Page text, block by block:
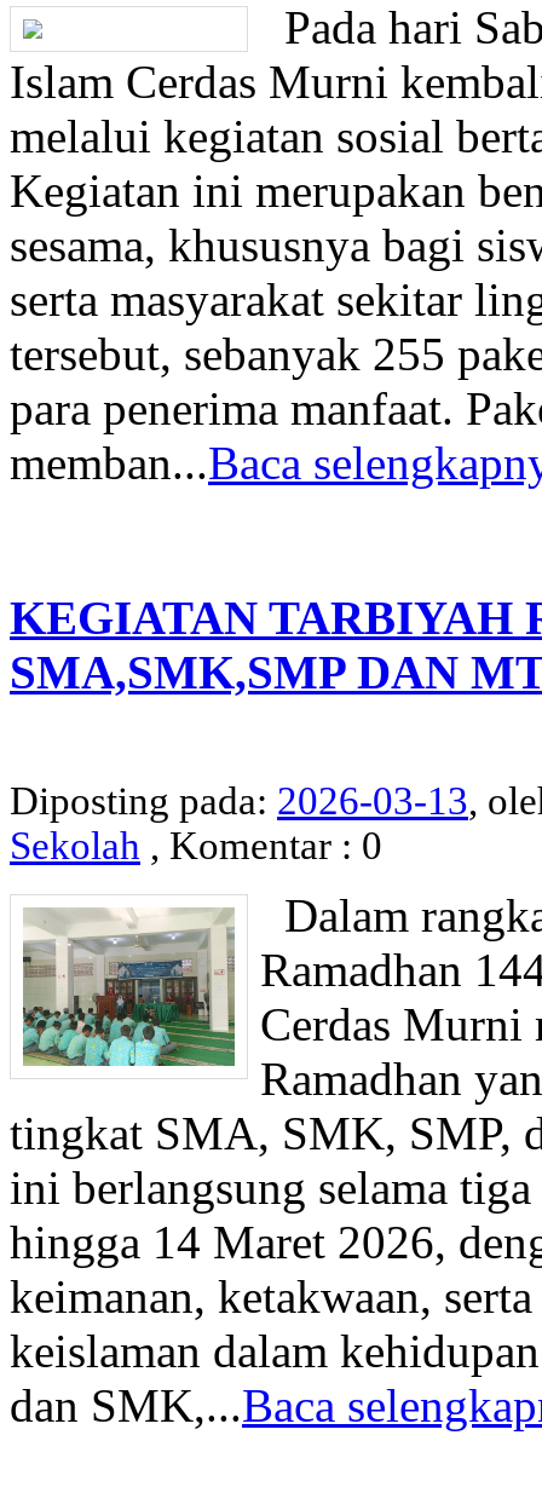
Pada hari
Islam Cerdas Murni
melalui kegiatan sosial
Kegiatan ini merupakan
sesama, khususnya bagi
serta masyarakat sekitar
tersebut, sebanyak 255
para penerima manfaat.
memban...Baca
KEGIATAN TARBIYAH
SMA,SMK,SMP DAN
Diposting pada: 2026-03-13,
Sekolah , Komentar : 0
Dalam
Ramadhan
Cerdas Murni
Ramadhan
tingkat SMA, SMK, SMP,
ini berlangsung selama
hingga 14 Maret 2026,
keimanan, ketakwaan,
keislaman dalam
dan SMK,...Baca